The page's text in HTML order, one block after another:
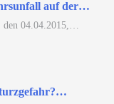
auf der…
den 04.04.2015,…